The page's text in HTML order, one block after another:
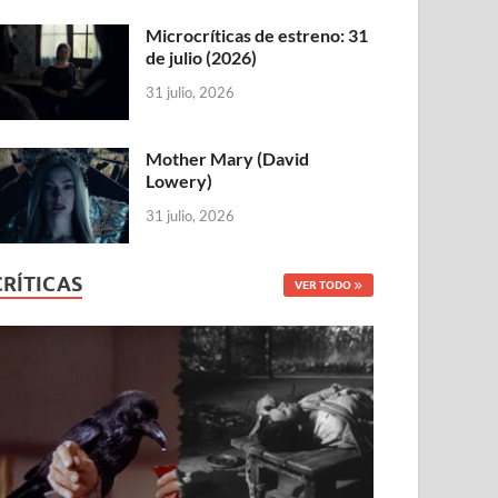
Microcríticas de estreno: 31
de julio (2026)
31 julio, 2026
Mother Mary (David
Lowery)
31 julio, 2026
VER TODO